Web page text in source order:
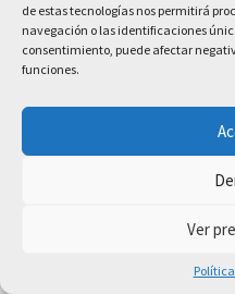
de estas tecnologías nos permitirá
navegación o las identificaciones
consentimiento, puede afectar
funciones.
Ver